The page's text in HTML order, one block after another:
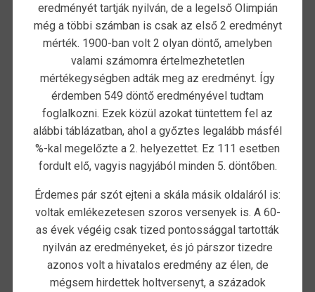
eredményét tartják nyilván, de a legelső Olimpián
még a többi számban is csak az első 2 eredményt
mérték. 1900-ban volt 2 olyan döntő, amelyben
valami számomra értelmezhetetlen
mértékegységben adták meg az eredményt. Így
érdemben 549 döntő eredményével tudtam
foglalkozni. Ezek közül azokat tüntettem fel az
alábbi táblázatban, ahol a győztes legalább másfél
%-kal megelőzte a 2. helyezettet. Ez 111 esetben
fordult elő, vagyis nagyjából minden 5. döntőben.
Érdemes pár szót ejteni a skála másik oldaláról is:
voltak emlékezetesen szoros versenyek is. A 60-
as évek végéig csak tized pontossággal tartották
nyilván az eredményeket, és jó párszor tizedre
azonos volt a hivatalos eredmény az élen, de
mégsem hirdettek holtversenyt, a századok